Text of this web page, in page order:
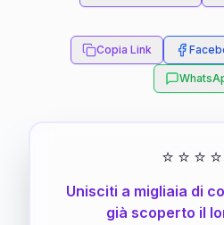
Copia Link
⭐ ⭐ ⭐ ⭐
Unisciti a migliaia di
già scoperto il